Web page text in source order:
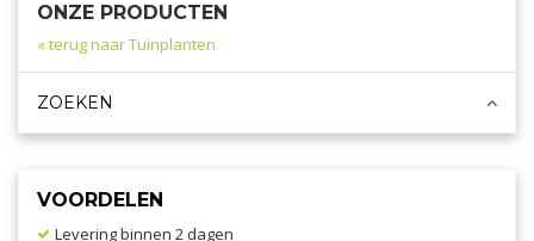
ONZE PRODUCTEN
« terug naar Tuinplanten
ZOEKEN
VOORDELEN
Levering binnen 2 dagen